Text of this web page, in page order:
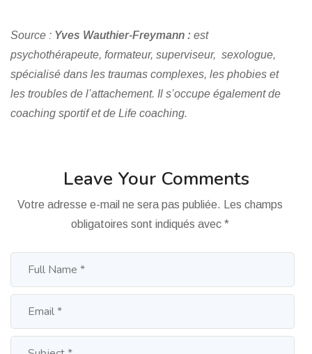
Source : Yves Wauthier-Freymann : est
psychothérapeute, formateur, superviseur, sexologue,
spécialisé dans les traumas complexes, les phobies et
les troubles de l’attachement. Il s’occupe également de
coaching sportif et de Life coaching.
Leave Your Comments
Votre adresse e-mail ne sera pas publiée.
Les champs
obligatoires sont indiqués avec *